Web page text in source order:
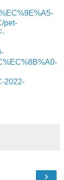
pet-
2022-
›